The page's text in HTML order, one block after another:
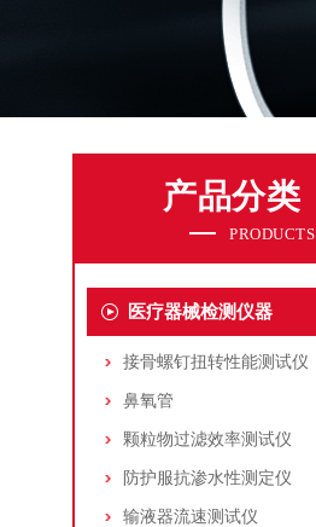
产品分类
PRODUCTS
医疗器械检测仪器
接骨螺钉扭转性能测试仪
鼻氧管
颗粒物过滤效率测试仪
防护服抗渗水性测定仪
输液器流速测试仪